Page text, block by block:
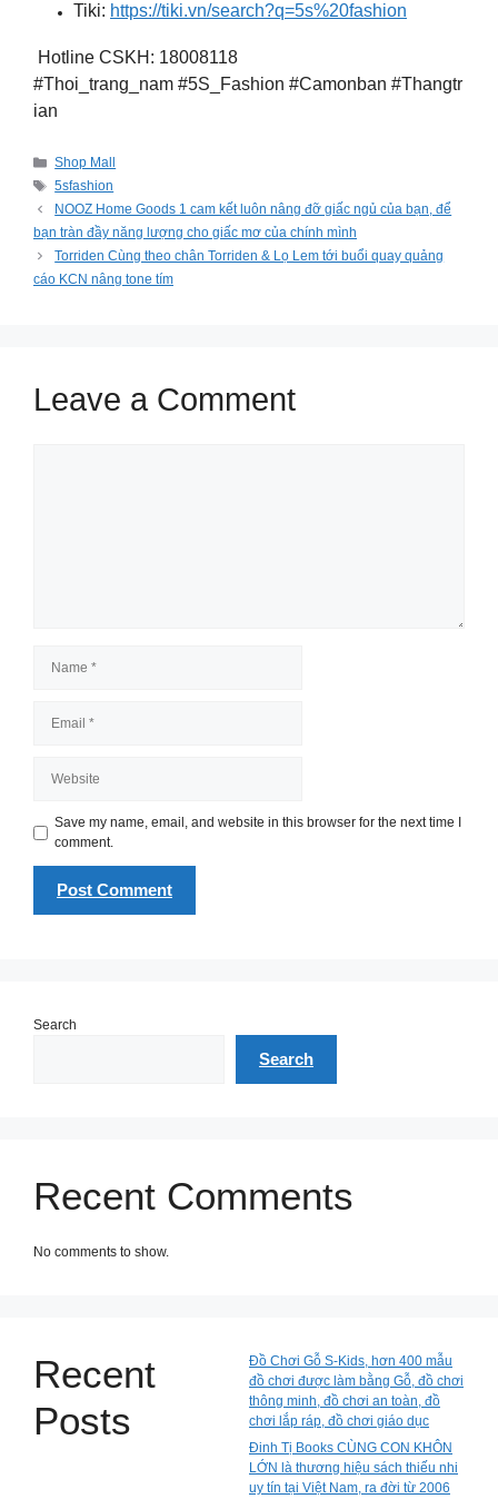
Tiki: https://tiki.vn/search?q=5s%20fashion
Hotline CSKH: 18008118
#Thoi_trang_nam #5S_Fashion #Camonban #Thangtr
ian
Categories
Shop Mall
Tags
5sfashion
NOOZ Home Goods 1 cam kết luôn nâng đỡ giấc ngủ của bạn, để
bạn tràn đầy năng lượng cho giấc mơ của chính mình
Torriden Cùng theo chân Torriden & Lọ Lem tới buổi quay quảng
cáo KCN nâng tone tím
Leave a Comment
Save my name, email, and website in this browser for the next time I
comment.
Search
Search
Recent Comments
No comments to show.
Recent
Posts
Đồ Chơi Gỗ S-Kids, hơn 400 mẫu
đồ chơi được làm bằng Gỗ, đồ chơi
thông minh, đồ chơi an toàn, đồ
chơi lắp ráp, đồ chơi giáo dục
Đinh Tị Books CÙNG CON KHÔN
LỚN là thương hiệu sách thiếu nhi
uy tín tại Việt Nam, ra đời từ 2006